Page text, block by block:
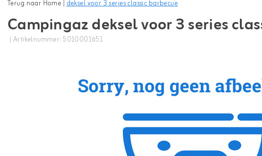
Terug naar Home |deksel voor 3 series classic barbecue
Campingaz deksel voor 3 series
| Artikelnummer: 5010001651